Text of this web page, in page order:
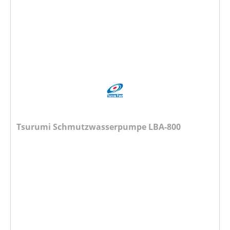
Tsurumi Schmutzwasserpumpe LBA-800